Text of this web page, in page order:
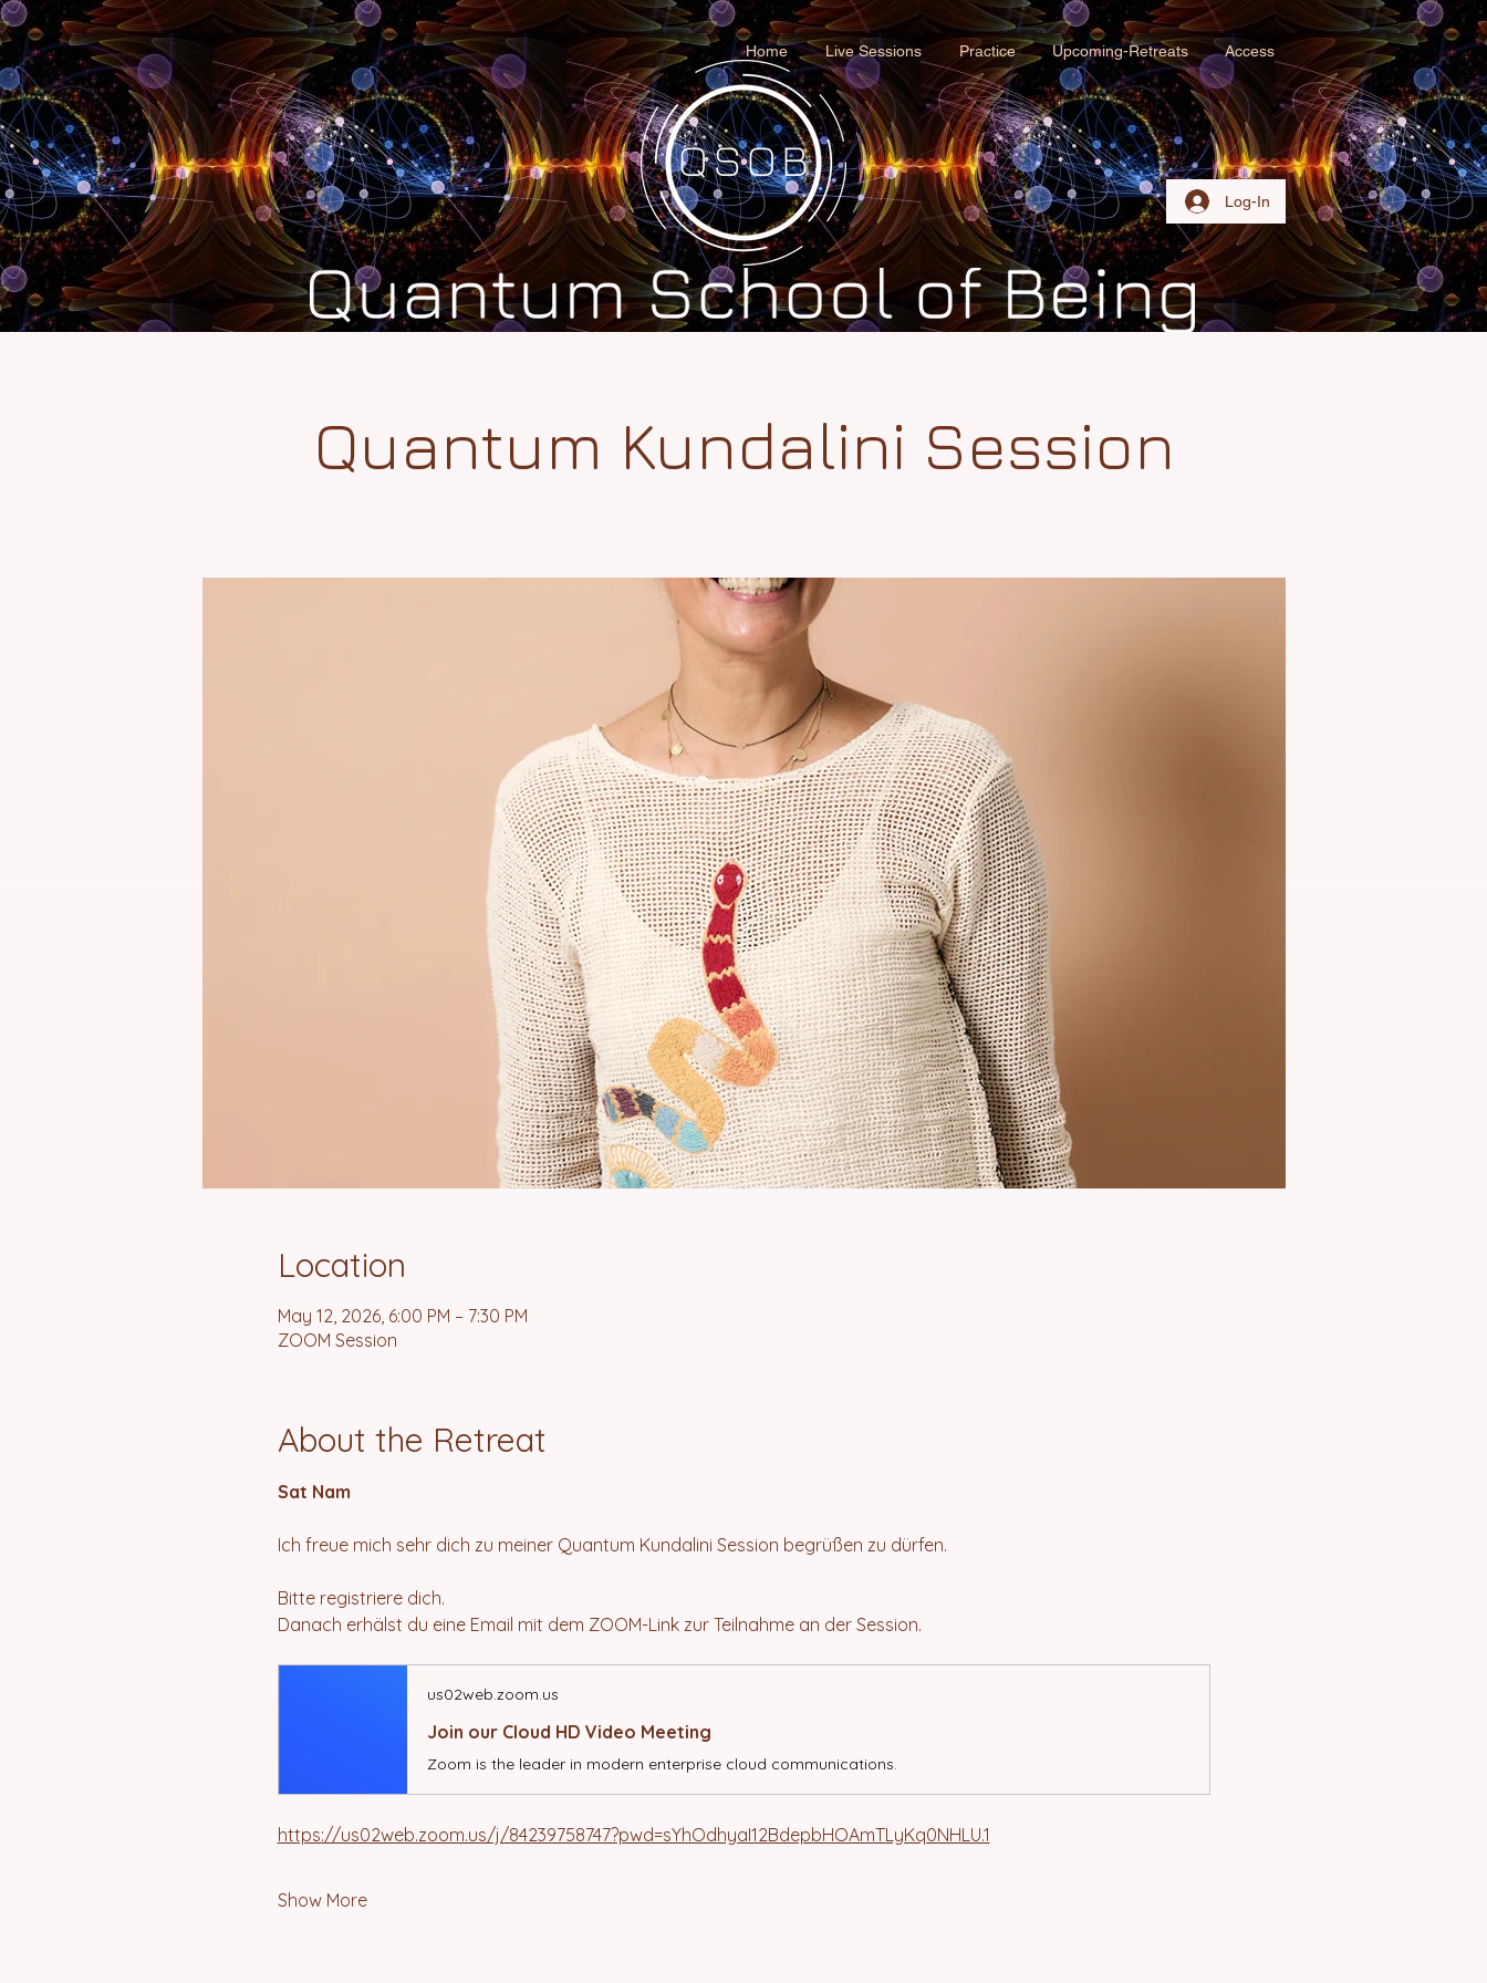
Log-In
Home Live Sessions Practice Upcoming-Retreats Access
Quantum Kundalini Session
Location
May 12, 2026, 6:00 PM – 7:30 PM
ZOOM Session
About the Retreat
Sat Nam
Ich freue mich sehr dich zu meiner Quantum Kundalini Session begrüßen zu dürfen.
Bitte registriere dich.
Danach erhälst du eine Email mit dem ZOOM-Link zur Teilnahme an der Session.
us02web.zoom.us
Join our Cloud HD Video Meeting
Zoom is the leader in modern enterprise cloud communications.
https://us02web.zoom.us/j/84239758747?pwd=sYhOdhyaI12BdepbHOAmTLyKq0NHLU.1
Show More